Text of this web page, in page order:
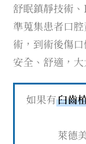
舒眠鎮靜技術
準蒐集患者口
術，到術後傷
安全、舒適，
如果有臼齒
萊德